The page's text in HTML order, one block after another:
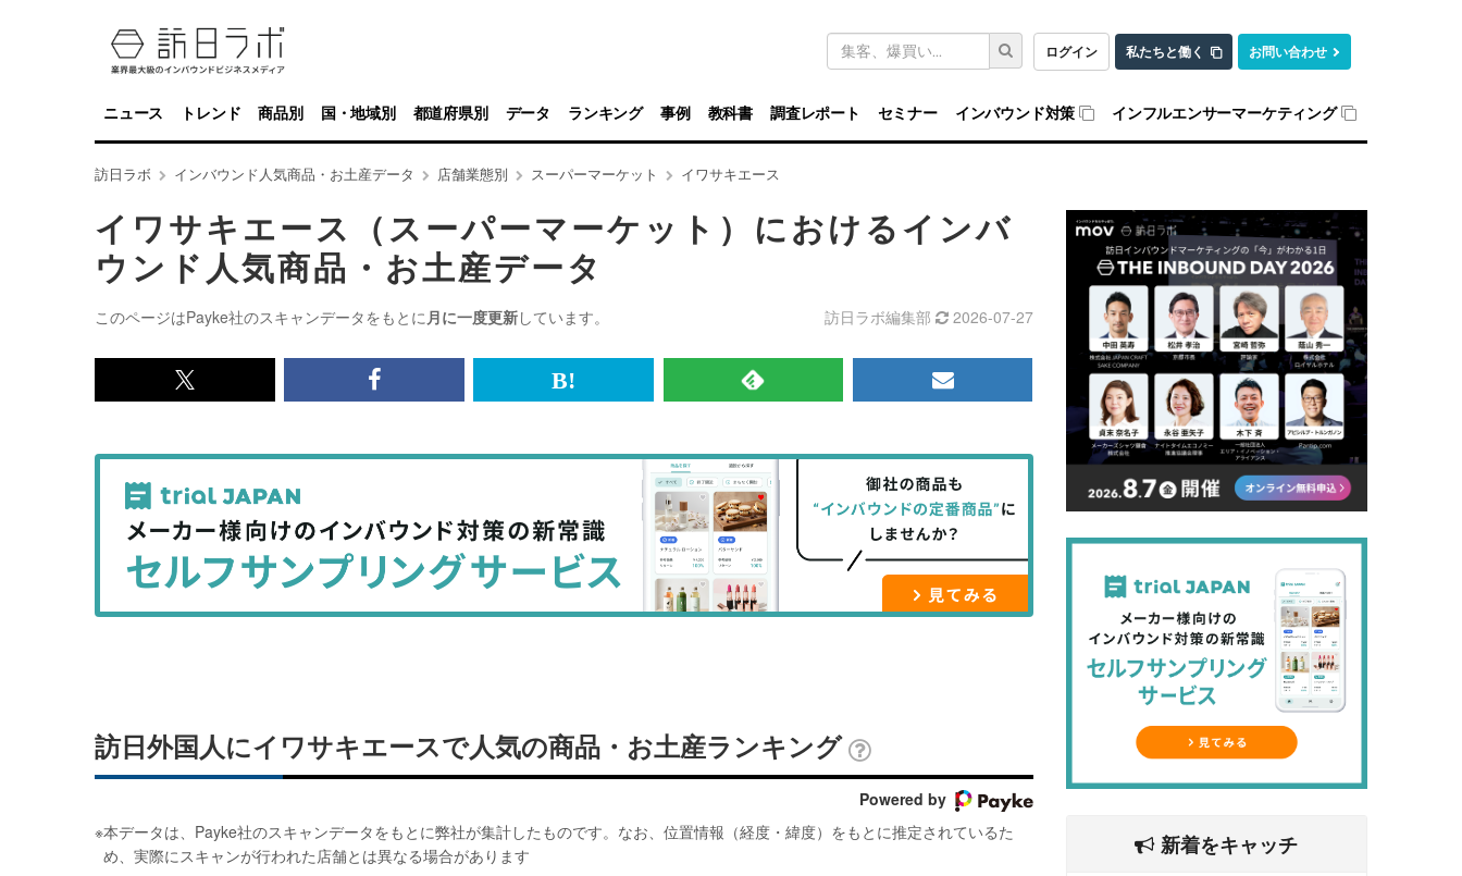
ログイン 私たちと働く お問い合わせ
キ
ワ
ド
検
索
ニュース トレンド 商品別 国・地域別 都道府県別 データ ランキング 事例 教科書 調査レポート セミナー インバウンド対策 インフルエンサーマーケティング
訪日ラボ インバウンド人気商品・お土産データ 店舗業態別 スーパーマーケット イワサキエース
イワサキエース（スーパーマーケット）におけるインバ
ウンド人気商品・お土産データ
このページはPayke社のスキャンデータをもとに月に一度更新しています。 訪日ラボ編集部 2026-07-27
x<br>
記
事
を
シ
ェ
Facebook<br>
記
を
シ
ェ
は
な
ッ
ク
マ
追
加
RSS
記
事
を
購
読
メ
マ
ガ
登
録
す
訪日外国人にイワサキエースで人気の商品・お土産ランキング
Powered by
※本データは、Payke社のスキャンデータをもとに弊社が集計したものです。なお、位置情報（経度・緯度）をもとに推定されているた
め、実際にスキャンが行われた店舗とは異なる場合があります
新着をキャッチ